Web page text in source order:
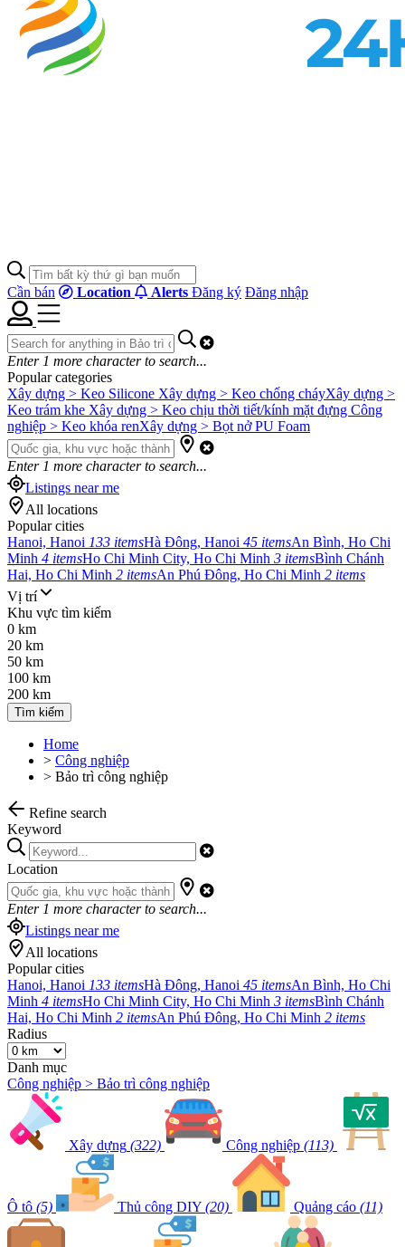
Cần bán Location Alerts Đăng ký Đăng nhập
Enter 1 more character to search...
Popular categories
Xây dựng > Keo Silicone Xây dựng > Keo chống cháyXây dựng >
Keo trám khe Xây dựng > Keo chịu thời tiết/kính mặt đựng Công
nghiệp > Keo khóa renXây dựng > Bọt nở PU Foam
Enter 1 more character to search...
Listings near me
All locations
Popular cities
Hanoi, Hanoi 133 itemsHà Đông, Hanoi 45 itemsAn Bình, Ho Chi
Minh 4 itemsHo Chi Minh City, Ho Chi Minh 3 itemsBình Chánh
Hai, Ho Chi Minh 2 itemsAn Phú Đông, Ho Chi Minh 2 items
Vị trí
Khu vực tìm kiếm
0 km
20 km
50 km
100 km
200 km
Tìm kiếm
Home
> Công nghiệp
> Bảo trì công nghiệp
Refine search
Keyword
Location
Enter 1 more character to search...
Listings near me
All locations
Popular cities
Hanoi, Hanoi 133 itemsHà Đông, Hanoi 45 itemsAn Bình, Ho Chi
Minh 4 itemsHo Chi Minh City, Ho Chi Minh 3 itemsBình Chánh
Hai, Ho Chi Minh 2 itemsAn Phú Đông, Ho Chi Minh 2 items
Radius
Danh mục
Công nghiệp > Bảo trì công nghiệp
Xây dựng (322) Công nghiệp (113)
Ô tô (5) Thủ công DIY (20) Quảng cáo (11)